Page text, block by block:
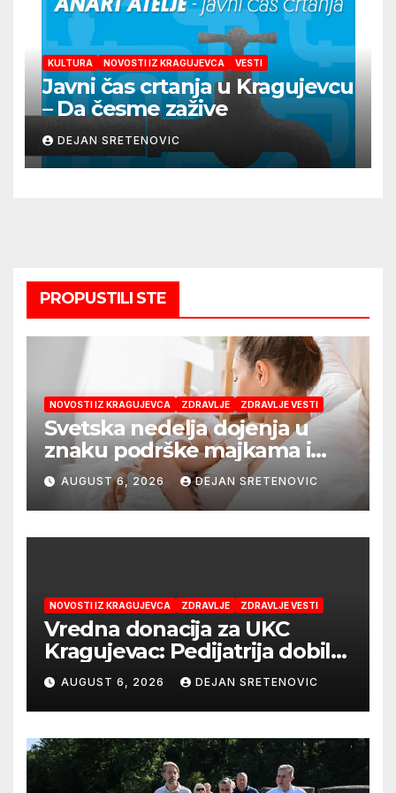
KULTURA NOVOSTI IZ KRAGUJEVCA VESTI
Javni čas crtanja u Kragujevcu
– Da česme zažive
DEJAN SRETENOVIC
PROPUSTILI STE
NOVOSTI IZ KRAGUJEVCA ZDRAVLJE ZDRAVLJE VESTI
Svetska nedelja dojenja u
znaku podrške majkama i
najboljeg početka života
AUGUST 6, 2026 DEJAN SRETENOVIC
NOVOSTI IZ KRAGUJEVCA ZDRAVLJE ZDRAVLJE VESTI
Vredna donacija za UKC
Kragujevac: Pedijatrija dobila
mobilni rendgen i mikroskop
vredne 9,6 miliona dinara
AUGUST 6, 2026 DEJAN SRETENOVIC